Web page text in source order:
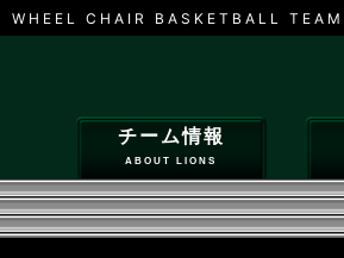
WHEEL CHAIR BASKETBALL TEAM
チーム情報
ABOUT LIONS